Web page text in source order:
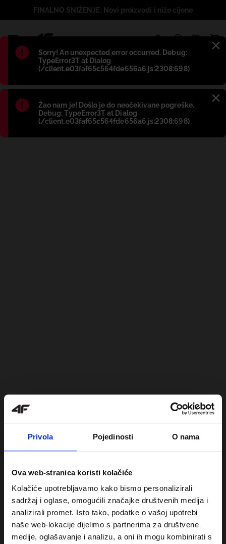
Privola Pojedinosti O nama
Ova web-stranica koristi kolačiće
Kolačiće upotrebljavamo kako bismo personalizirali
sadržaj i oglase, omogućili značajke društvenih medija i
analizirali promet. Isto tako, podatke o vašoj upotrebi
naše web-lokacije dijelimo s partnerima za društvene
medije, oglašavanje i analizu, a oni ih mogu kombinirati s
Błąd:
Sorry! An unexpected error occurred. Debug:
TypeError3T at Dialog
(/client.e03faf65c564fde656a6.js:2308:698)
Błąd:
Žao nam je! Došlo je do neočekivane pogreške.
Debug: TypeError3T at Dialog
(/client.e03faf65c564fde656a6.js:2308:698)
FINALNO SNIŽENJE: Novi proizvodi i niže cijene